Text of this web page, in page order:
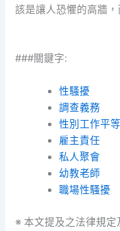
該是讓人恐懼的高牆
###關鍵字:
性騷擾
調查義務
性別工作平
雇主責任
私人聚會
幼教老師
職場性騷擾
※ 本文提及之法律規